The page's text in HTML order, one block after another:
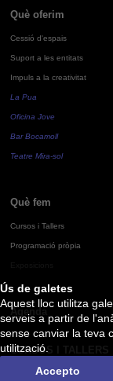
Ús de galetes
Aquest lloc utilitza
serveis a partir de
sense canviar la teva
utilització.
Accepto
Què oferim
Cessió d'espais
Suport a les entitats
Impuls a la creativitat
La Pua
Oficina Jove
Bar Bocamoll
Teatre Mira-sol
Què fem
Cursos i Tallers
Programació pròpia
Agenda
CURSOS I TALLERS